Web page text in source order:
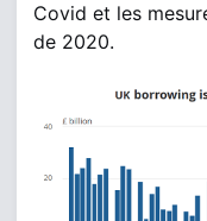
Covid et les
de 2020.